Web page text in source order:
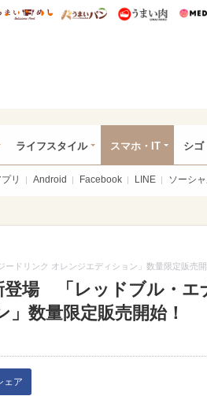
研 ディズニー特集
うまいめし うまいパン うま
ライフスタイル スマホ・IT シゴ
リ Android Facebook LINE ソーシ
ドリンク オレンジエディション」数量限定販売開
場 「レッドブル・エ
数量限定販売開始！
ェア